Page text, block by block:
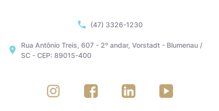
(47) 3326-1230
Rua Antônio Treis, 607 - 2º andar, Vorstadt - Blumenau /
SC - CEP: 89015-400